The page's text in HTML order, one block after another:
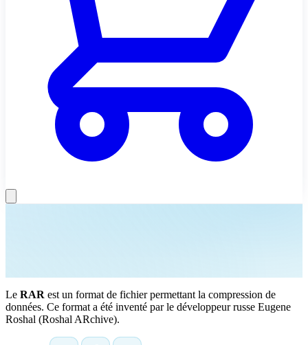
Le RAR est un format de fichier permettant la compression de
données. Ce format a été inventé par le développeur russe Eugene
Roshal (Roshal ARchive).